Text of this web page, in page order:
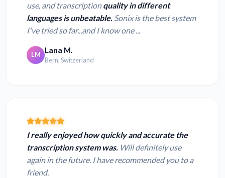
use, and transcriptionquality in different
languages is unbeatable. Sonix is the best system
I've tried so far...and I know one ...
LM Lana M.
Bern, Switzerland
I really enjoyed how quickly and accurate the
transcription system was. Will definitely use
again in the future. I have recommended you to a
friend.